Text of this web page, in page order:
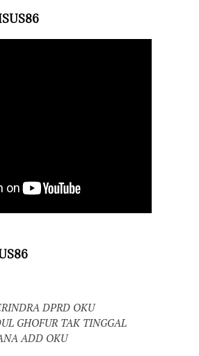
DPRD OKU
GHOFUR TAK TINGGAL
ADD OKU